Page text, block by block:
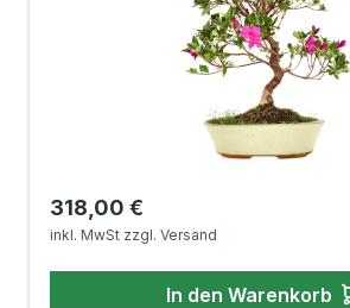
Regulärer Preis:
318,00 €
inkl. MwSt zzgl. Versand
In den Warenkorb